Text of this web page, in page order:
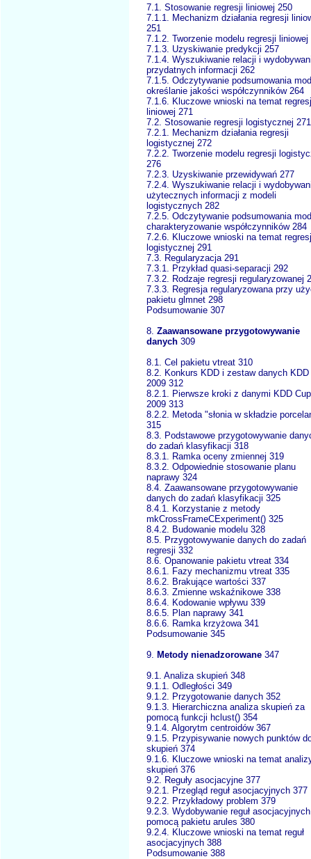
7.1. Stosowanie regresji liniowej 250
7.1.1. Mechanizm działania regresji
251
7.1.2. Tworzenie modelu regresji liniowej
7.1.3. Uzyskiwanie predykcji 257
7.1.4. Wyszukiwanie relacji i
przydatnych informacji 262
7.1.5. Odczytywanie podsumowania
określanie jakości współczynników 264
7.1.6. Kluczowe wnioski na temat
liniowej 271
7.2. Stosowanie regresji logistycznej 271
7.2.1. Mechanizm działania regresji
logistycznej 272
7.2.2. Tworzenie modelu regresji
276
7.2.3. Uzyskiwanie przewidywań 277
7.2.4. Wyszukiwanie relacji i
użytecznych informacji z modeli
logistycznych 282
7.2.5. Odczytywanie podsumowania
charakteryzowanie współczynników 284
7.2.6. Kluczowe wnioski na temat
logistycznej 291
7.3. Regularyzacja 291
7.3.1. Przykład quasi-separacji 292
7.3.2. Rodzaje regresji regularyzowanej
7.3.3. Regresja regularyzowana przy
pakietu glmnet 298
Podsumowanie 307
8. Zaawansowane przygotowywanie
danych 309
8.1. Cel pakietu vtreat 310
8.2. Konkurs KDD i zestaw danych KDD
2009 312
8.2.1. Pierwsze kroki z danymi KDD Cup
2009 313
8.2.2. Metoda "słonia w składzie
315
8.3. Podstawowe przygotowywanie
do zadań klasyfikacji 318
8.3.1. Ramka oceny zmiennej 319
8.3.2. Odpowiednie stosowanie planu
naprawy 324
8.4. Zaawansowane przygotowywanie
danych do zadań klasyfikacji 325
8.4.1. Korzystanie z metody
mkCrossFrameCExperiment() 325
8.4.2. Budowanie modelu 328
8.5. Przygotowywanie danych do zadań
regresji 332
8.6. Opanowanie pakietu vtreat 334
8.6.1. Fazy mechanizmu vtreat 335
8.6.2. Brakujące wartości 337
8.6.3. Zmienne wskaźnikowe 338
8.6.4. Kodowanie wpływu 339
8.6.5. Plan naprawy 341
8.6.6. Ramka krzyżowa 341
Podsumowanie 345
9. Metody nienadzorowane 347
9.1. Analiza skupień 348
9.1.1. Odległości 349
9.1.2. Przygotowanie danych 352
9.1.3. Hierarchiczna analiza skupień za
pomocą funkcji hclust() 354
9.1.4. Algorytm centroidów 367
9.1.5. Przypisywanie nowych punktów
skupień 374
9.1.6. Kluczowe wnioski na temat
skupień 376
9.2. Reguły asocjacyjne 377
9.2.1. Przegląd reguł asocjacyjnych 377
9.2.2. Przykładowy problem 379
9.2.3. Wydobywanie reguł
pomocą pakietu arules 380
9.2.4. Kluczowe wnioski na temat reguł
asocjacyjnych 388
Podsumowanie 388